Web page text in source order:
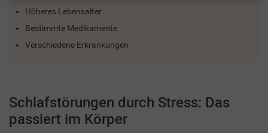
Höheres Lebensalter
Bestimmte Medikamente
Verschiedene Erkrankungen
Schlafstörungen durch Stress: Das
passiert im Körper